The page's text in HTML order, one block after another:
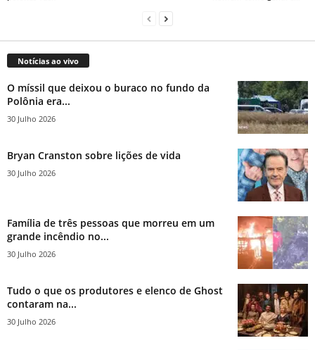
Notícias ao vivo
O míssil que deixou o buraco no fundo da
Polônia era...
30 Julho 2026
Bryan Cranston sobre lições de vida
30 Julho 2026
Família de três pessoas que morreu em um
grande incêndio no...
30 Julho 2026
Tudo o que os produtores e elenco de Ghost
contaram na...
30 Julho 2026